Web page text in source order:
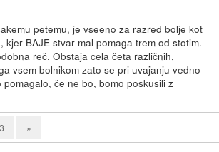
petemu, je vseeno za razred bolje kot
kjer BAJE stvar mal pomaga trem od stotim.
reč. Obstaja cela četa različnih,
vsem bolnikom zato se pri uvajanju vedno
če ne bo, bomo poskusili z
3 »